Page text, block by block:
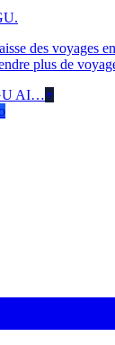
des voyages
plus de
AI…